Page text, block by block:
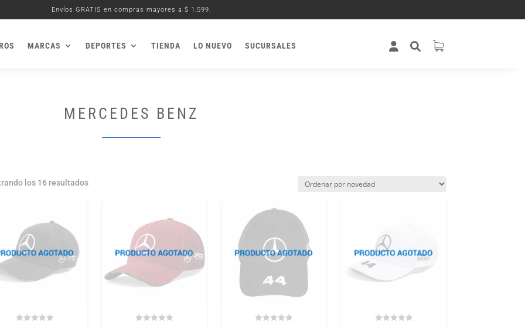
Envíos GRATIS en compras mayores a $ 1,599.
MARCAS DEPORTES TIENDA LO NUEVO SUCURSALES
MERCEDES BENZ
los 16 resultadosOrdenado